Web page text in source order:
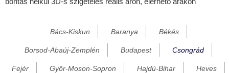
Hódmezővásárhely
Királyhegyes
Kistelek
Bács-Kiskun Baranya Békés
Borsod-Abaúj-Zemplén Budapest Csongrád
Fejér Győr-Moson-Sopron Hajdú-Bihar Heves